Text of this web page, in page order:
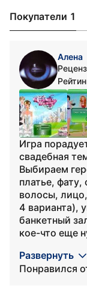
Покупатели 1
Алена
Игра
свадебная
Выбираем
платье,
волосы,
4 варианта),
банкетный
кое-что еще
Развернуть
Понравился